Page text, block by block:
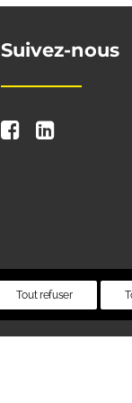
Suivez-nous
Tout refuser